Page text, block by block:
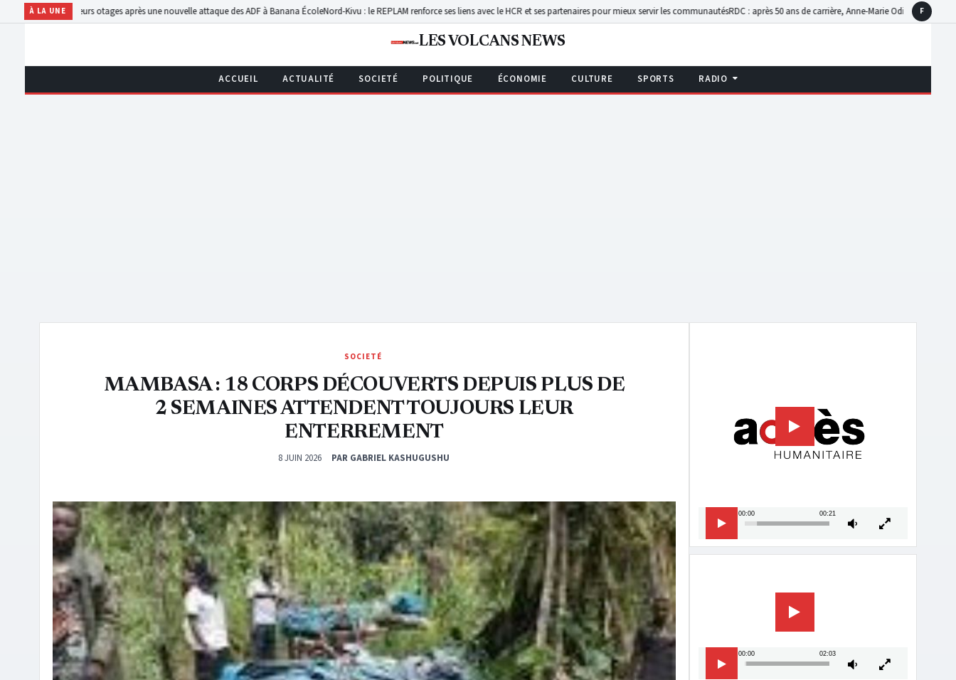
À LA UNE
otages après une nouvelle attaque des ADF à Banana ÉcoleNord-Kivu : le REPLAM renforce ses liens avec le HCR et ses partenaires pour mieux servir les communautésRDC : après 50 ans de carrière, Anne-Marie Odia Malaïka réclame laF
ACCUEIL ACTUALITÉ SOCIETÉ POLITIQUE ÉCONOMIE CULTURE SPORTS RADIO
LES VOLCANS NEWS
SOCIETÉ
MAMBASA : 18 CORPS DÉCOUVERTS DEPUIS PLUS DE
2 SEMAINES ATTENDENT TOUJOURS LEUR
ENTERREMENT
8 JUIN 2026 PAR GABRIEL KASHUGUSHU
00:00 00:21
00:00 02:03